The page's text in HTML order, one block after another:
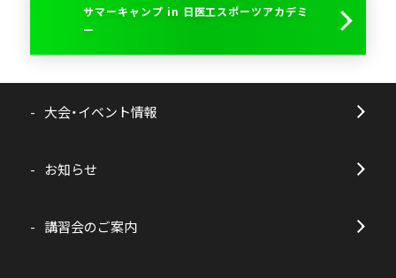
サマーキャンプ in 日医工スポーツアカデミ
ー
大会・イベント情報
お知らせ
講習会のご案内